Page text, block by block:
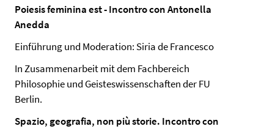
Poiesis feminina est - Incontro con Antonella
Anedda
Einführung und Moderation: Siria de Francesco
In Zusammenarbeit mit dem Fachbereich
Philosophie und Geisteswissenschaften der FU
Berlin.
Spazio, geografia, non più storie. Incontro con